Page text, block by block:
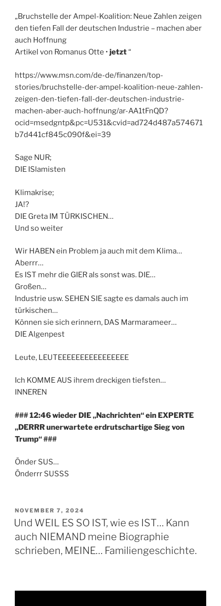
„Bruchstelle der Ampel-Koalition: Neue Zahlen zeigen
den tiefen Fall der deutschen Industrie – machen aber
auch Hoffnung
Artikel von Romanus Otte • jetzt“
https://www.msn.com/de-de/finanzen/top-
stories/bruchstelle-der-ampel-koalition-neue-zahlen-
zeigen-den-tiefen-fall-der-deutschen-industrie-
machen-aber-auch-hoffnung/ar-AA1tFnQD?
ocid=msedgntp&pc=U531&cvid=ad724d487a574671
b7d441cf845c090f&ei=39
Sage NUR;
DIE ISlamisten
Klimakrise;
JA!?
DIE Greta IM TÜRKISCHEN…
Und so weiter
Wir HABEN ein Problem ja auch mit dem Klima…
Aberrr…
Es IST mehr die GIER als sonst was. DIE…
Großen…
Industrie usw. SEHEN SIE sagte es damals auch im
türkischen…
Können sie sich erinnern, DAS Marmarameer…
DIE Algenpest
Leute, LEUTEEEEEEEEEEEEEEEE
Ich KOMME AUS ihrem dreckigen tiefsten…
INNEREN
### 12:46 wieder DIE „Nachrichten“ ein EXPERTE
„DERRR unerwartete erdrutschartige Sieg von
Trump“ ###
Önder SUS…
Önderrr SUSSS
VERÖFFENTLICHT
AM
NOVEMBER 7, 2024
Und WEIL ES SO IST, wie es IST… Kann
auch NIEMAND meine Biographie
schrieben, MEINE… Familiengeschichte.